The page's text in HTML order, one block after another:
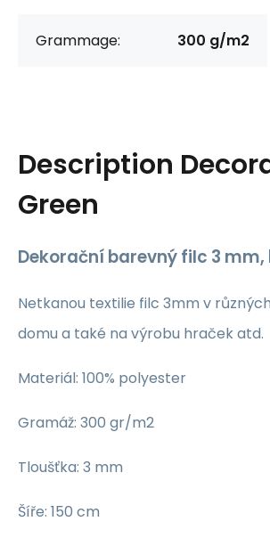
Grammage: 300 g/m2
Description
Green
Dekorační barevný filc 3 mm,
Netkanou textilie filc 3mm v
domu a také na výrobu hraček atd.
Materiál: 100% polyester
Gramáž: 300 gr/m2
Tloušťka: 3 mm
Šíře: 150 cm